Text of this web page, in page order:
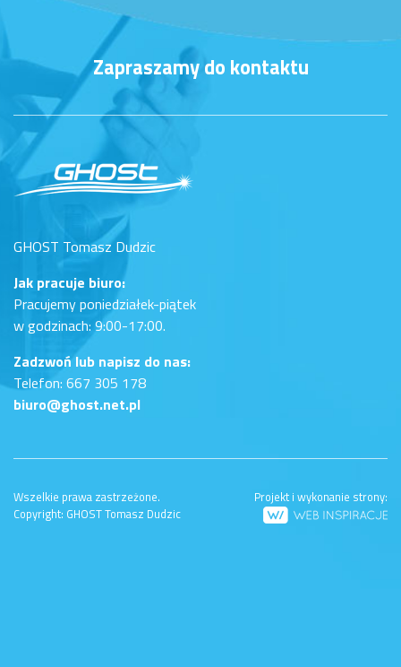
Zapraszamy do kontaktu
GHOST Tomasz Dudzic
Jak pracuje biuro:
Pracujemy poniedziałek-piątek
w godzinach: 9:00-17:00.
Zadzwoń lub napisz do nas:
Telefon: 667 305 178
biuro@ghost.net.pl
Wszelkie prawa zastrzeżone.
Copyright: GHOST Tomasz Dudzic
Projekt i wykonanie strony: